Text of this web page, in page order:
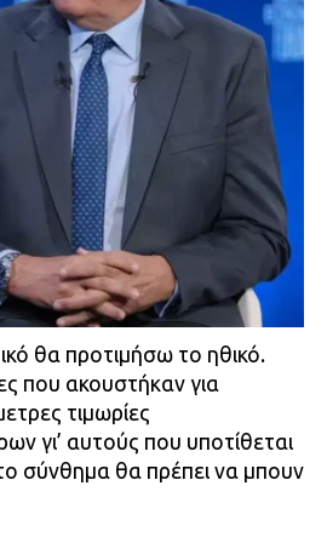
θα προτιμήσω το ηθικό.
που ακουστήκαν για
τιμωρίες
γι’ αυτούς που υποτίθεται
σύνθημα θα πρέπει να μπουν